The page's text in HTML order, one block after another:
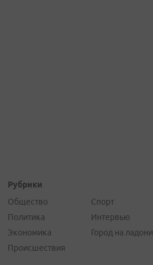
Рубрики
Общество
Политика
Экономика
Происшествия
Спорт
Интервью
Город на ладони